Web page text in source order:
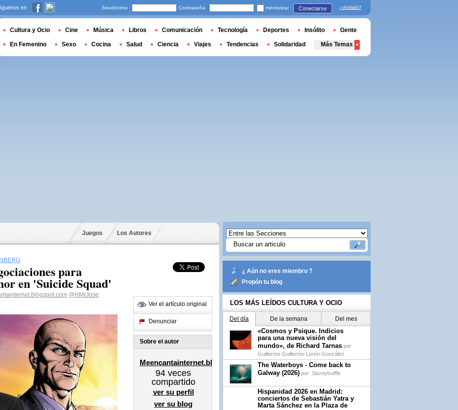
Juegos Los Autores
para
en 'Suicide Squad'
@HMrJose
Ver el artículo original
Denunciar
Sobre el autor
Meencantainternet.blogspot.com
94 veces
compartido
ver su perfil
ver su blog
¿ Aún no eres miembro ?
Propón tu blog
LOS MÁS LEÍDOS CULTURA Y OCIO
Del día De la semana Del mes
«Cosmos y Psique. Indicios
para una nueva visión del
mundo», de Richard Tarnas por
Guillermo Guillermo Lorén González
The Waterboys - Come back to
Galway (2026) por Savoytruffle
Hispanidad 2026 en Madrid:
conciertos de Sebastián Yatra y
Marta Sánchez en la Plaza de
en Seudónimo Contraseña memorizar Conectarse ¿olvidado?
Cultura y Ocio Cine Música Libros Comunicación Tecnología Deportes Insólito Gente
En Femenino Sexo Cocina Salud Ciencia Viajes Tendencias Solidaridad Más Temas